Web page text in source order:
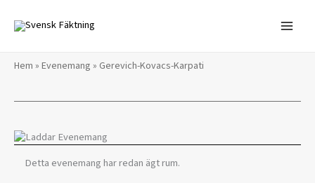
innehåll
Hem » Evenemang » Gerevich-Kovacs-Karpati
Detta evenemang har redan ägt rum.